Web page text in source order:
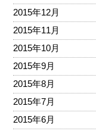
2015年12月
2015年11月
2015年10月
2015年9月
2015年8月
2015年7月
2015年6月